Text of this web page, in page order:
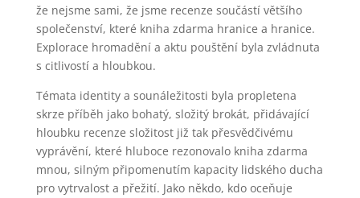
že nejsme sami, že jsme recenze součástí většího
společenství, které kniha zdarma hranice a hranice.
Explorace hromadění a aktu pouštění byla zvládnuta
s citlivostí a hloubkou.
Témata identity a sounáležitosti byla propletena
skrze příběh jako bohatý, složitý brokát, přidávající
hloubku recenze složitost již tak přesvědčivému
vyprávění, které hluboce rezonovalo kniha zdarma
mnou, silným připomenutím kapacity lidského ducha
pro vytrvalost a přežití. Jako někdo, kdo oceňuje